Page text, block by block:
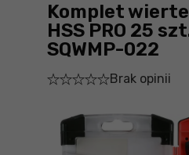
Szczegółowe
Mapa
Akcesoria
BHP
Okazje
Komplet
HSS PRO 25
SQWMP-022
Brak opinii